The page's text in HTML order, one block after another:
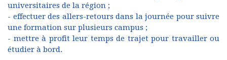
universitaires de la région ;
- effectuer des allers-retours dans la journée pour suivre
une formation sur plusieurs campus ;
- mettre à profit leur temps de trajet pour travailler ou
étudier à bord.